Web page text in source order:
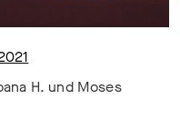
H. und Moses